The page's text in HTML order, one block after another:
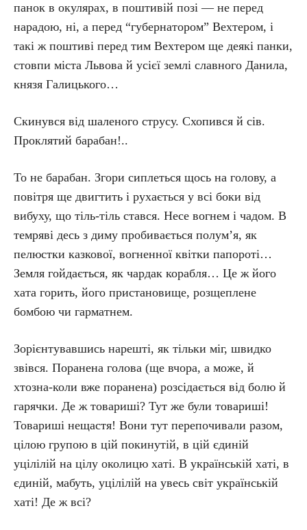
панок в окулярах, в поштивій позі — не перед
нарадою, ні, а перед “губернатором” Вехтером, і
такі ж поштиві перед тим Вехтером ще деякі панки,
стовпи міста Львова й усієї землі славного Данила,
князя Галицького…
Скинувся від шаленого струсу. Схопився й сів.
Проклятий барабан!..
То не барабан. Згори сиплеться щось на голову, а
повітря ще двигтить і рухається у всі боки від
вибуху, що тіль-тіль стався. Несе вогнем і чадом. В
темряві десь з диму пробивається полум’я, як
пелюстки казкової, вогненної квітки папороті…
Земля гойдається, як чардак корабля… Це ж його
хата горить, його пристановище, розщеплене
бомбою чи гарматнем.
Зорієнтувавшись нарешті, як тільки міг, швидко
звівся. Поранена голова (ще вчора, а може, й
хтозна-коли вже поранена) розсідається від болю й
гарячки. Де ж товариші? Тут же були товариші!
Товариші нещастя! Вони тут перепочивали разом,
цілою групою в цій покинутій, в цій єдиній
уцілілій на цілу околицю хаті. В українській хаті, в
єдиній, мабуть, уцілілій на увесь світ українській
хаті! Де ж всі?